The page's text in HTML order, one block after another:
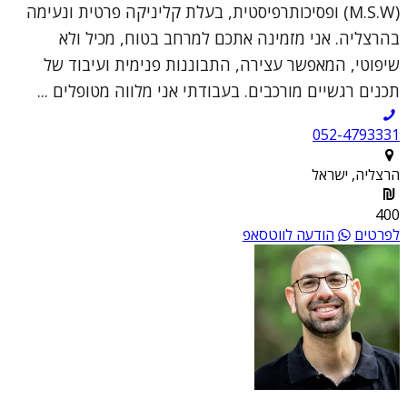
(M.S.W) ופסיכותרפיסטית, בעלת קליניקה פרטית ונעימה
בהרצליה. אני מזמינה אתכם למרחב בטוח, מכיל ולא
שיפוטי, המאפשר עצירה, התבוננות פנימית ועיבוד של
תכנים רגשיים מורכבים. בעבודתי אני מלווה מטופלים ...
052-4793331
הרצליה, ישראל
400
לפרטים
הודעה לווטסאפ